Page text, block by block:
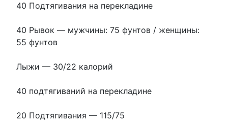
40 Подтягивания на перекладине
40 Рывок — мужчины: 75 фунтов / женщины:
55 фунтов
Лыжи — 30/22 калорий
40 подтягиваний на перекладине
20 Подтягивания — 115/75